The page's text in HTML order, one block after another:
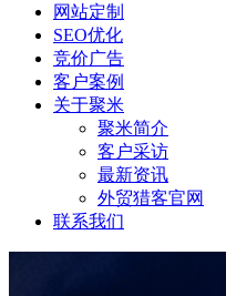
网站定制
SEO优化
竞价广告
客户案例
关于聚米
聚米简介
客户采访
最新资讯
外贸猎客官网
联系我们